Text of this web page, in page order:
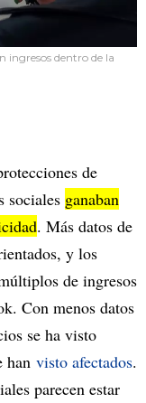
ingresos dentro de la
de
sociales ganaban
. Más datos de
y los
de ingresos
Con menos datos
se ha visto
han visto afectados.
parecen estar